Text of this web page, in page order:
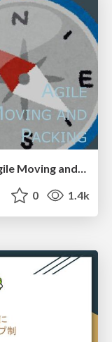
アジャイルな引越しの荷づくり / Agile Moving and Packing
0 1.4k